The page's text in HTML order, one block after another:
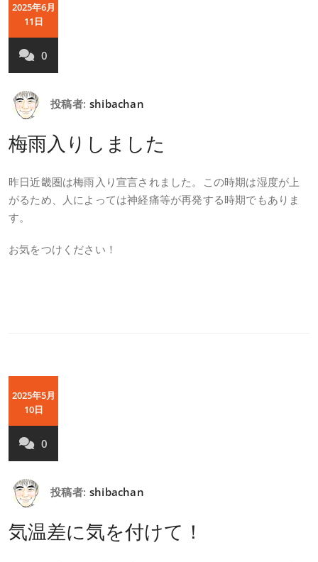
2025年6月
11日
0
投稿者: shibachan
梅雨入りしました
昨日近畿圏は梅雨入り宣言されました。この時期は湿度が上
がるため、人によっては神経痛等が再発する時期でもありま
す。
お気をつけください！
2025年5月
10日
0
投稿者: shibachan
気温差に気を付けて！